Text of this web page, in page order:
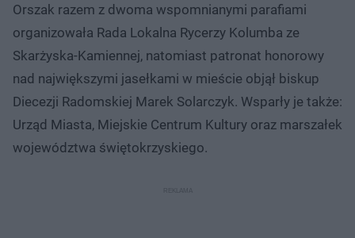
Orszak razem z dwoma wspomnianymi parafiami
organizowała Rada Lokalna Rycerzy Kolumba ze
Skarżyska-Kamiennej, natomiast patronat honorowy
nad największymi jasełkami w mieście objął biskup
Diecezji Radomskiej Marek Solarczyk. Wsparły je także:
Urząd Miasta, Miejskie Centrum Kultury oraz marszałek
województwa świętokrzyskiego.